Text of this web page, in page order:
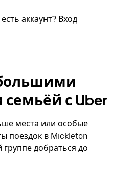
аккаунт? Вход
с Uber
места или особые
поездок в Mickleton
добраться до